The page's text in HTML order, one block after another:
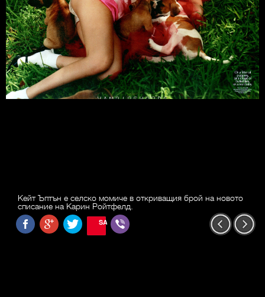
Кейт Ъптън е селско момиче в откриващия брой на новото
списание на Карин Ройтфелд.
SAVE